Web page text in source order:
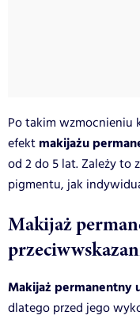
Po takim wzmocnieniu
efekt makijażu
od 2 do 5 lat. Zależy to
pigmentu, jak
Makijaż
Makijaż permanentny
dlatego przed jego